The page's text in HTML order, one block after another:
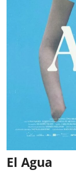
El Agua